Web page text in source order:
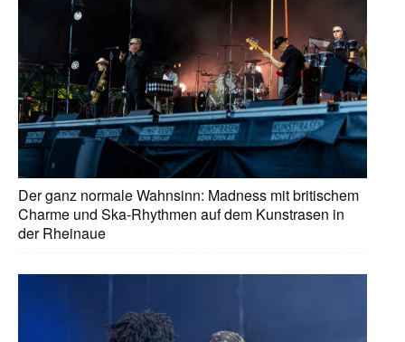
Der ganz normale Wahnsinn: Madness mit britischem
Charme und Ska-Rhythmen auf dem Kunstrasen in
der Rheinaue